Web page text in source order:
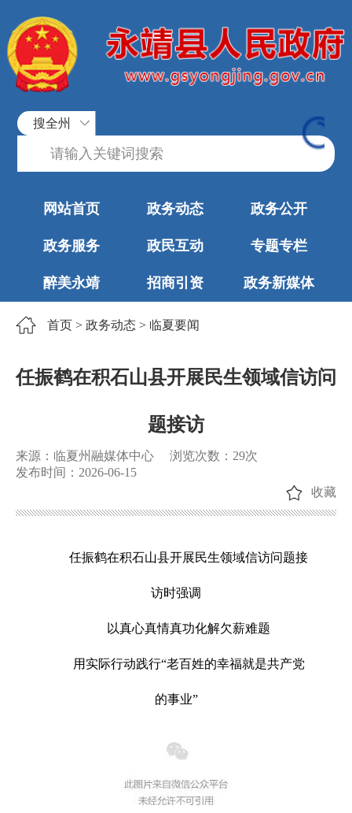
搜全州
网站首页 政务动态 政务公开
政务服务 政民互动 专题专栏
醉美永靖 招商引资 政务新媒体
首页 > 政务动态 > 临夏要闻
任振鹤在积石山县开展民生领域信访问
题接访
来源：临夏州融媒体中心 浏览次数： 29次
发布时间：2026-06-15
收藏
任振鹤在积石山县开展民生领域信访问题接
访时强调
以真心真情真功化解欠薪难题
用实际行动践行“老百姓的幸福就是共产党
的事业”